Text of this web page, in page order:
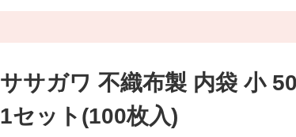
ササガワ 不織布製 内袋 小
1セット(100枚入)